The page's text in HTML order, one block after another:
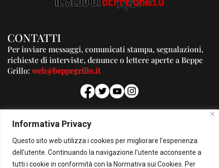
Informativa Privacy
Questo sito web utilizza i cookies per migliorare l'esperienza
dell'utente. Continuando la navigazione l'utente acconsente a
tutti i cookie in conformità con la Normativa sui Cookies. Per
CONTATTI
Per inviare messaggi, comunicati stampa, segnalazioni,
richieste di interviste, denunce o lettere aperte a Beppe
Grillo:web@beppegrillo.it
PUBBLICITA'
Per la tua pubblicità su questo Blog:
pubblicita@beppegrillo.it